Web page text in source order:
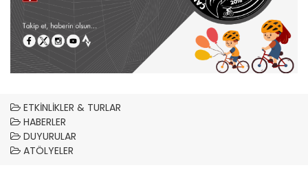
ETKINLIKLER & TURLAR
HABERLER
DUYURULAR
ATÖLYELER